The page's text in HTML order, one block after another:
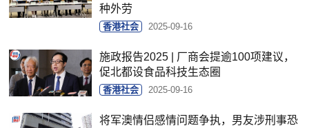
种外劳
香港社会 2025-09-16
施政报告2025 | 厂商会提逾100项建议，
促北都设食品科技生态圈
香港社会 2025-09-16
将军澳情侣感情问题争执，男友涉刑事恐